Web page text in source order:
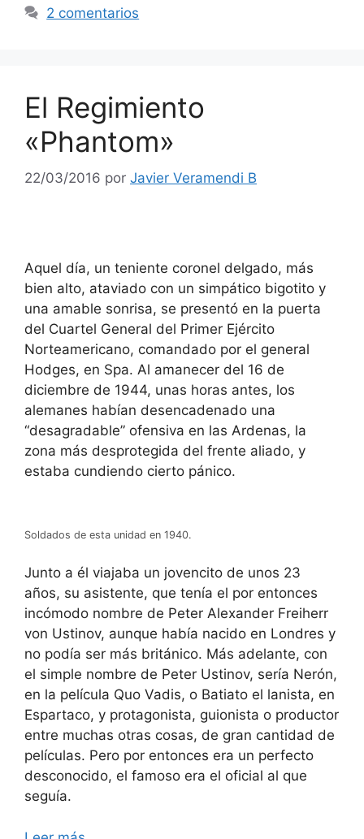
2 comentarios
El Regimiento
«Phantom»
22/03/2016 por Javier Veramendi B
Aquel día, un teniente coronel delgado, más
bien alto, ataviado con un simpático bigotito y
una amable sonrisa, se presentó en la puerta
del Cuartel General del Primer Ejército
Norteamericano, comandado por el general
Hodges, en Spa. Al amanecer del 16 de
diciembre de 1944, unas horas antes, los
alemanes habían desencadenado una
“desagradable” ofensiva en las Ardenas, la
zona más desprotegida del frente aliado, y
estaba cundiendo cierto pánico.
Soldados de esta unidad en 1940.
Junto a él viajaba un jovencito de unos 23
años, su asistente, que tenía el por entonces
incómodo nombre de Peter Alexander Freiherr
von Ustinov, aunque había nacido en Londres y
no podía ser más británico. Más adelante, con
el simple nombre de Peter Ustinov, sería Nerón,
en la película Quo Vadis, o Batiato el lanista, en
Espartaco, y protagonista, guionista o productor
entre muchas otras cosas, de gran cantidad de
películas. Pero por entonces era un perfecto
desconocido, el famoso era el oficial al que
seguía.